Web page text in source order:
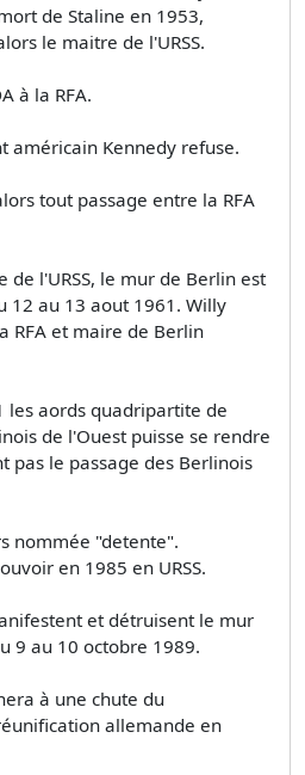
de Staline en 1953,
le maitre de l'URSS.
à la RFA.
américain Kennedy refuse.
tout passage entre la RFA
de l'URSS, le mur de Berlin est
12 au 13 aout 1961. Willy
RFA et maire de Berlin
les aords quadripartite de
de l'Ouest puisse se rendre
pas le passage des Berlinois
nommée "detente".
en 1985 en URSS.
et détruisent le mur
9 au 10 octobre 1989.
à une chute du
allemande en